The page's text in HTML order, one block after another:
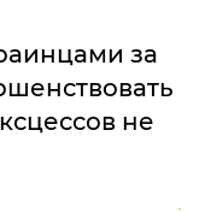
за
не